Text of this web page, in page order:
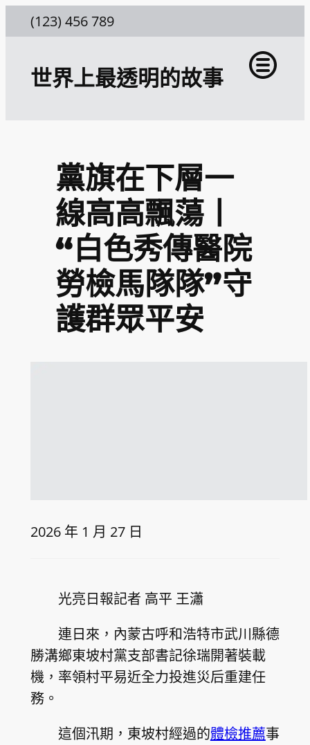
至
(123) 456 789
世界上最透明的故事
黨旗在下層一
線高高飄蕩丨
“白色秀傳醫院
勞檢馬隊隊”守
護群眾平安
2026 年 1 月 27 日
光亮日報記者 高平 王瀟
連日來，內蒙古呼和浩特市武川縣德
勝溝鄉東坡村黨支部書記徐瑞開著裝載
機，率領村平易近全力投進災后重建任
務。
這個汛期，東坡村經過的體檢推薦事